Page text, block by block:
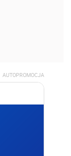
AUTOPROMOCJA